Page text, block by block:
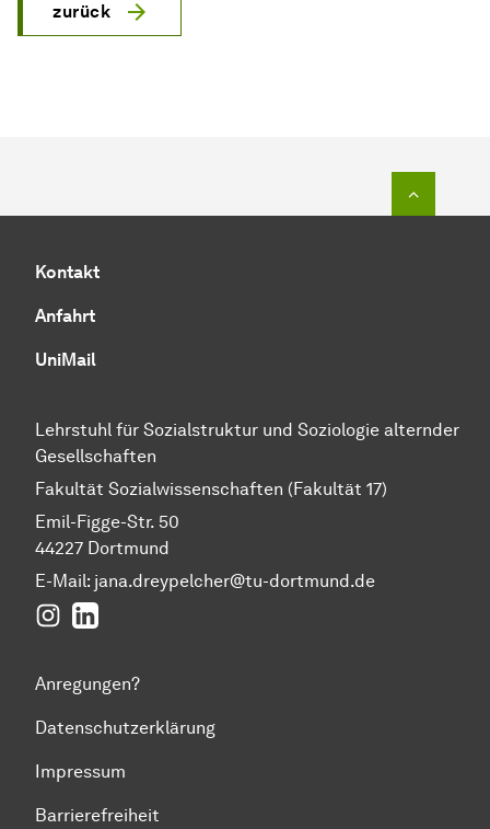
zurück
Kontakt
Anfahrt
UniMail
Lehrstuhl für Sozialstruktur und Soziologie alternder
Gesellschaften
Fakultät Sozialwissenschaften (Fakultät 17)
Emil-Figge-Str. 50
44227 Dortmund
E-Mail: jana.dreypelcher@tu-dortmund.de
Instagram
LinkedIn
Anregungen?
Datenschutzerklärung
Impressum
Barrierefreiheit